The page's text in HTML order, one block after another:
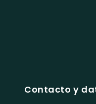
Contacto y